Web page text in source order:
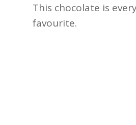
This chocolate is
favourite.